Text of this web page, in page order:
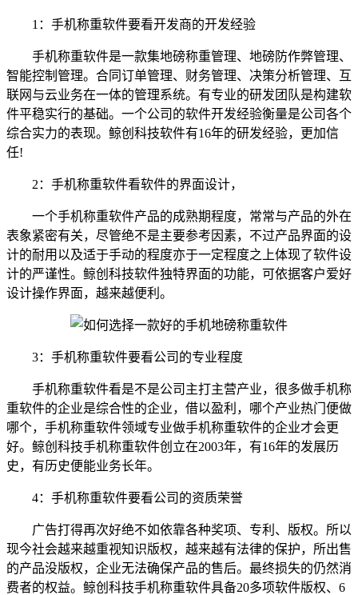
1：手机称重软件要看开发商的开发经验
手机称重软件是一款集地磅称重管理、地磅防作弊管理、
智能控制管理。合同订单管理、财务管理、决策分析管理、互
联网与云业务在一体的管理系统。有专业的研发团队是构建软
件平稳实行的基础。一个公司的软件开发经验衡量是公司各个
综合实力的表现。鲸创科技软件有16年的研发经验，更加信
任!
2：手机称重软件看软件的界面设计，
一个手机称重软件产品的成熟期程度，常常与产品的外在
表象紧密有关，尽管绝不是主要参考因素，不过产品界面的设
计的耐用以及适于手动的程度亦于一定程度之上体现了软件设
计的严谨性。鲸创科技软件独特界面的功能，可依据客户爱好
设计操作界面，越来越便利。
3：手机称重软件要看公司的专业程度
手机称重软件看是不是公司主打主营产业，很多做手机称
重软件的企业是综合性的企业，借以盈利，哪个产业热门便做
哪个，手机称重软件领域专业做手机称重软件的企业才会更
好。鲸创科技手机称重软件创立在2003年，有16年的发展历
史，有历史便能业务长年。
4：手机称重软件要看公司的资质荣誉
广告打得再次好绝不如依靠各种奖项、专利、版权。所以
现今社会越来越重视知识版权，越来越有法律的保护，所出售
的产品没版权，企业无法确保产品的售后。最终损失的仍然消
费者的权益。鲸创科技手机称重软件具备20多项软件版权、6